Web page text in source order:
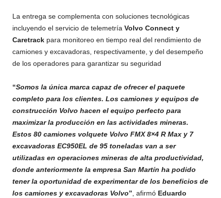
La entrega se complementa con soluciones tecnológicas
incluyendo el servicio de telemetría Volvo Connect y
Caretrack para monitoreo en tiempo real del rendimiento de
camiones y excavadoras, respectivamente, y del desempeño
de los operadores para garantizar su seguridad
“Somos la única marca capaz de ofrecer el paquete
completo para los clientes. Los camiones y equipos de
construcción Volvo hacen el equipo perfecto para
maximizar la producción en las actividades mineras.
Estos 80 camiones volquete Volvo FMX 8×4 R Max y 7
excavadoras EC950EL de 95 toneladas van a ser
utilizadas en operaciones mineras de alta productividad,
donde anteriormente la empresa San Martín ha podido
tener la oportunidad de experimentar de los beneficios de
los camiones y excavadoras Volvo”, afirmó Eduardo